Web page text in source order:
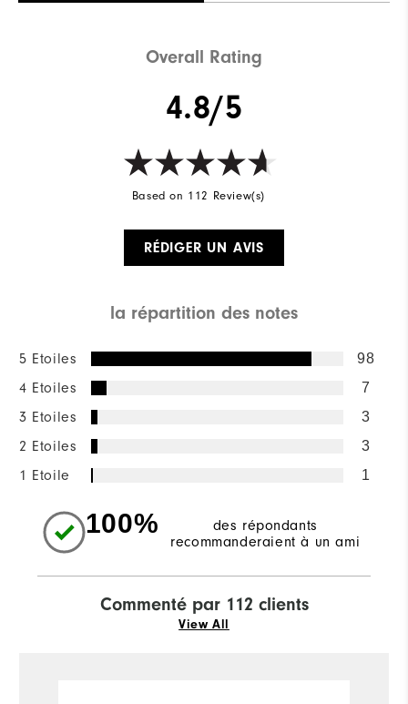
Overall Rating
4.8/5
Based on 112 Review(s)
RÉDIGER UN AVIS
la répartition des notes
5 Etoiles 98
4 Etoiles 7
3 Etoiles 3
2 Etoiles 3
1 Etoile 1
100%
des répondants
recommanderaient à un ami
Commenté par 112 clients
View All